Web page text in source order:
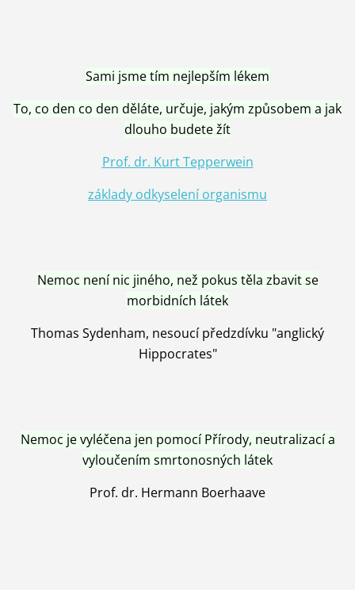
Sami jsme tím nejlepším lékem
To, co den co den děláte, určuje, jakým způsobem a jak
dlouho budete žít
Prof. dr. Kurt Tepperwein
základy odkyselení organismu
Nemoc není nic jiného, než pokus těla zbavit se
morbidních látek
Thomas Sydenham, nesoucí předzdívku "anglický
Hippocrates"
Nemoc je vyléčena jen pomocí Přírody, neutralizací a
vyloučením smrtonosných látek
Prof. dr. Hermann Boerhaave